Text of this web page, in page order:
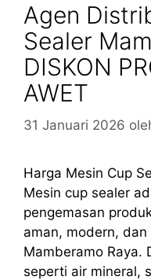
Agen
Sealer
DISKON
AWET
31 Januari 2026
Harga Mesin Cup
Mesin cup sealer
pengemasan
aman, modern,
Mamberamo Raya.
seperti air mineral,